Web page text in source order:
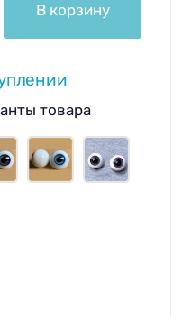
В корзину
товара